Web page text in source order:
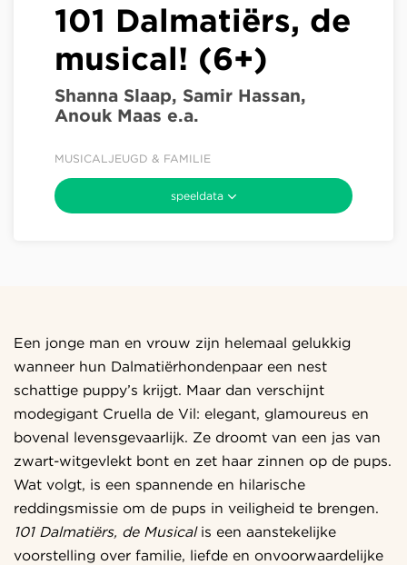
101 Dalmatiërs, de
musical! (6+)
Shanna Slaap, Samir Hassan,
Anouk Maas e.a.
MUSICALJEUGD & FAMILIE
speeldata
Een jonge man en vrouw zijn helemaal gelukkig
wanneer hun Dalmatiërhondenpaar een nest
schattige puppy’s krijgt. Maar dan verschijnt
modegigant Cruella de Vil: elegant, glamoureus en
bovenal levensgevaarlijk. Ze droomt van een jas van
zwart-witgevlekt bont en zet haar zinnen op de pups.
Wat volgt, is een spannende en hilarische
reddingsmissie om de pups in veiligheid te brengen.
101 Dalmatiërs, de Musicalis een aanstekelijke
voorstelling over familie, liefde en onvoorwaardelijke